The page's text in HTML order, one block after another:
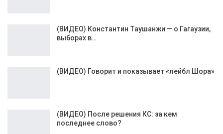
(ВИДЕО) Константин Таушанжи — о Гагаузии,
выборах в…
(ВИДЕО) Говорит и показывает «лейбл Шора»
(ВИДЕО) После решения КС: за кем
последнее слово?